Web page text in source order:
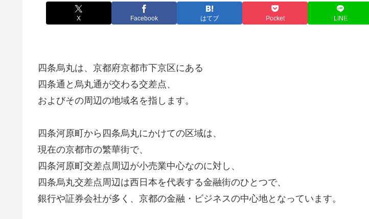
X Facebook はてブ Pocket LINE
四条烏丸は、京都府京都市下京区にある
四条通と烏丸通が交わる交差点、
およびその周辺の地域名を指します。
四条河原町から四条烏丸にかけての区域は、
現在の京都市の繁華街で、
四条河原町交差点周辺が小売業中心なのに対し、
四条烏丸交差点周辺は西日本を代表する金融街のひとつで、
銀行や証券会社が多く、京都の金融・ビジネスの中心地となっています。